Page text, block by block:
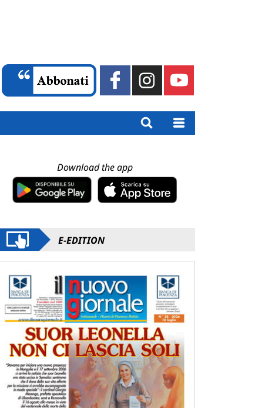
Download the app
E-EDITION